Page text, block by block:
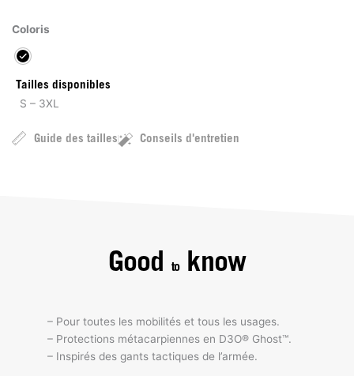
Coloris
Tailles disponibles
S – 3XL
Guide des tailles Conseils d'entretien
Good toknow
– Pour toutes les mobilités et tous les usages.
– Protections métacarpiennes en D3O® Ghost™.
– Inspirés des gants tactiques de l’armée.